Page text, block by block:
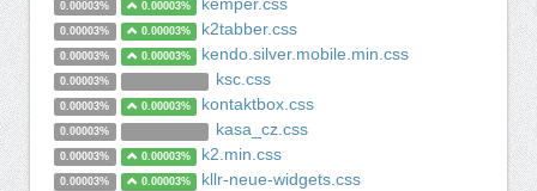
0.00003% 0.00003% kemper.css
0.00003% 0.00003% k2tabber.css
0.00003% 0.00003% kendo.silver.mobile.min.css
0.00003% ksc.css
0.00003% 0.00003% kontaktbox.css
0.00003% kasa_cz.css
0.00003% 0.00003% k2.min.css
0.00003% 0.00003% kllr-neue-widgets.css